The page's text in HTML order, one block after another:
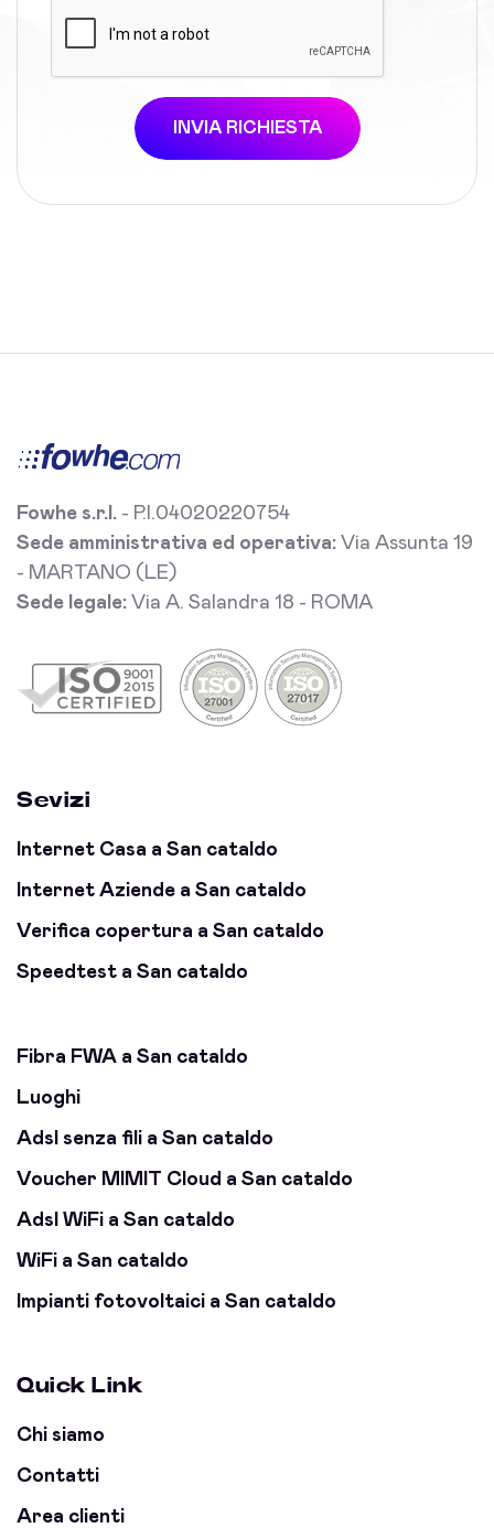
INVIA RICHIESTA
Fowhe s.r.l. - P.I.04020220754
Sede amministrativa ed operativa: Via Assunta 19
- MARTANO (LE)
Sede legale: Via A. Salandra 18 - ROMA
Sevizi
Internet Casa a San cataldo
Internet Aziende a San cataldo
Verifica copertura a San cataldo
Speedtest a San cataldo
Fibra FWA a San cataldo
Luoghi
Adsl senza fili a San cataldo
Voucher MIMIT Cloud a San cataldo
Adsl WiFi a San cataldo
WiFi a San cataldo
Impianti fotovoltaici a San cataldo
Quick Link
Chi siamo
Contatti
Area clienti